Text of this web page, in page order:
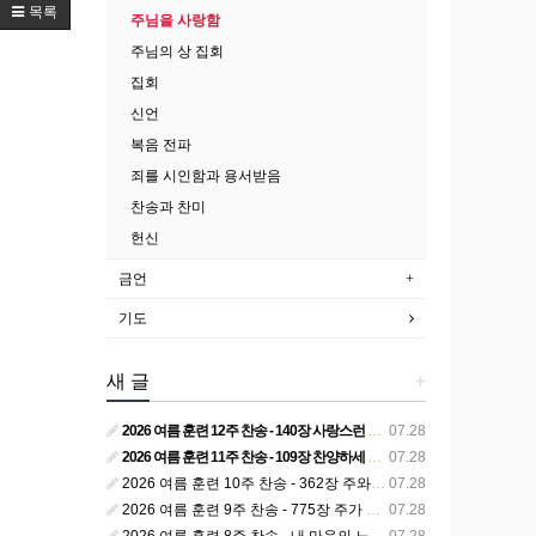
목록
주님을 사랑함
주님의 상 집회
집회
신언
복음 전파
죄를 시인함과 용서받음
찬송과 찬미
헌신
금언
기도
+
새 글
07.28
2026 여름 훈련 12주 찬송 - 140장 사랑스런 나의 신랑
07.28
2026 여름 훈련 11주 찬송 - 109장 찬양하세 주의 승리
07.28
2026 여름 훈련 10주 찬송 - 362장 주와 함께 못 박혀서
07.28
2026 여름 훈련 9주 찬송 - 775장 주가 구속하신 백성